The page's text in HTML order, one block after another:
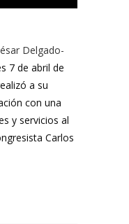
Delgado-
7 de abril de
a su
con una
y servicios al
Carlos